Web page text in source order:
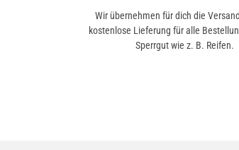
Wir übernehmen für dich die
kostenlose Lieferung für alle
Sperrgut wie z. B. Reifen.